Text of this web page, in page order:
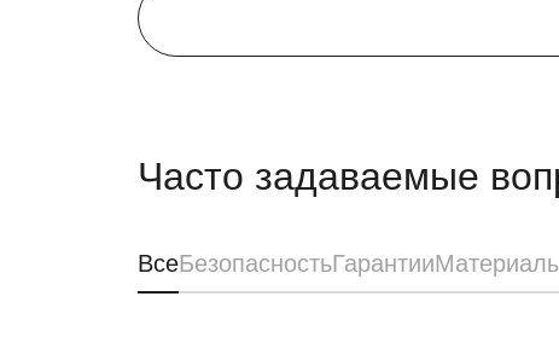
Часто задаваемые
ВсеБезопасностьГарантии